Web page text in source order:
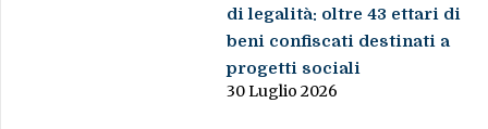
di legalità: oltre 43 ettari di
beni confiscati destinati a
progetti sociali
30 Luglio 2026